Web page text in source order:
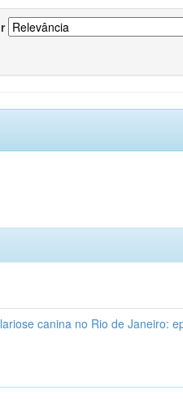
canina no Rio de Janeiro: